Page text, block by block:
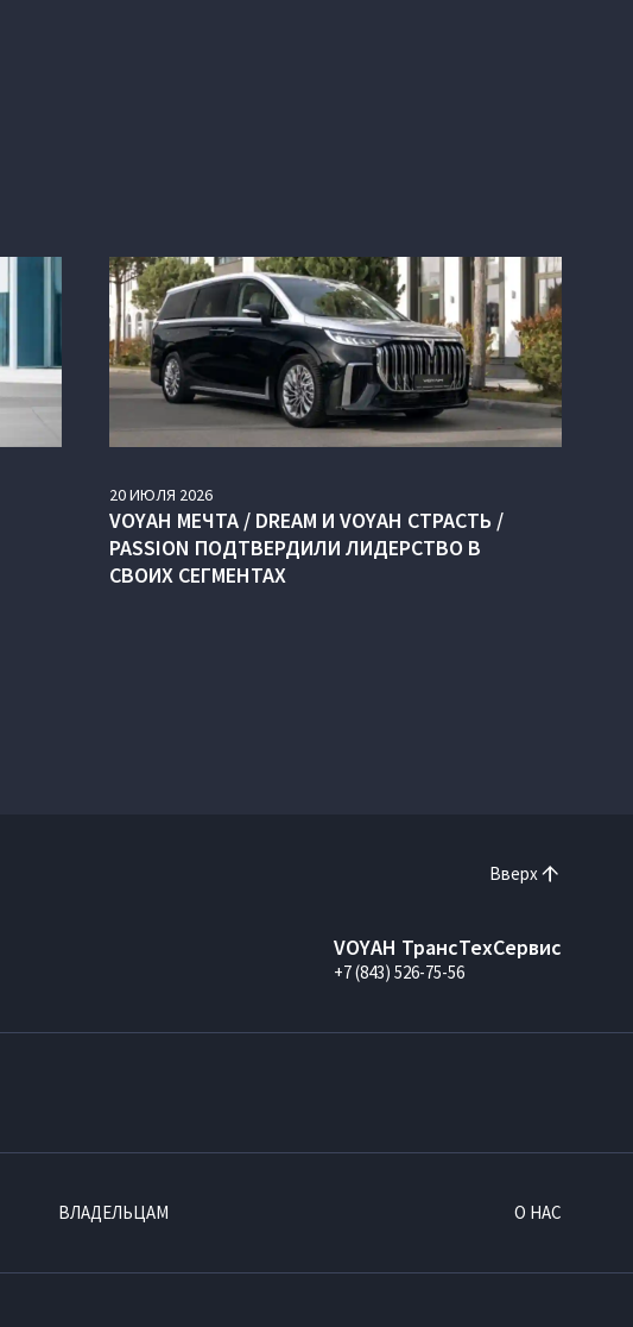
20ИЮЛЯ 2026
VOYAH МЕЧТА / DREAM И VOYAH СТРАСТЬ /
PASSION ПОДТВЕРДИЛИ ЛИДЕРСТВО В
СВОИХ СЕГМЕНТАХ
Вверх
VOYAH ТрансТехСервис
+7 (843) 526-75-56
ВЛАДЕЛЬЦАМ О НАС